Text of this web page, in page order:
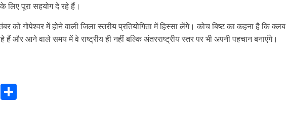
लिए पूरा सहयोग दे रहे हैं।
को गोपेश्वर में होने वाली जिला स्तरीय प्रतियोगिता में हिस्सा लेंगे। कोच बिष्ट का कहना है कि क्लब
हैं और आने वाले समय में वे राष्ट्रीय ही नहीं बल्कि अंतरराष्ट्रीय स्तर पर भी अपनी पहचान बनाएंगे।
Li